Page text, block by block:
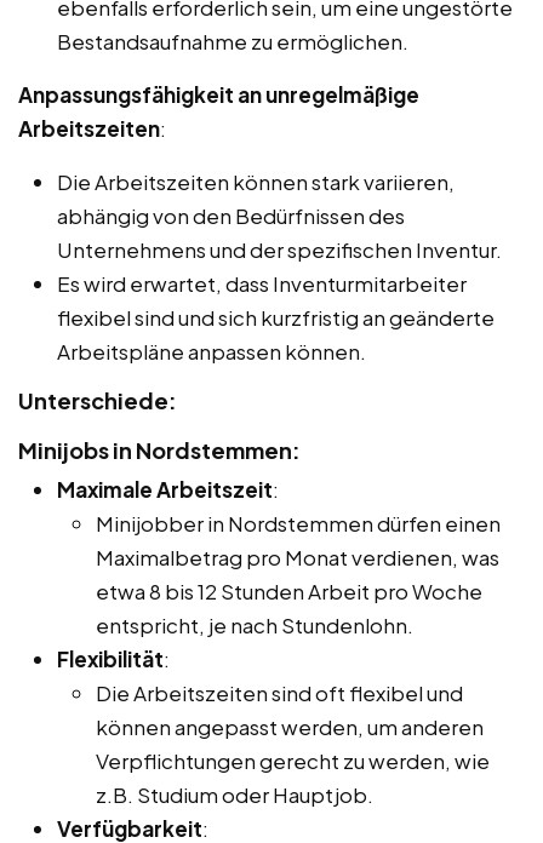
ebenfalls erforderlich sein, um eine ungestörte
Bestandsaufnahme zu ermöglichen.
Anpassungsfähigkeit an unregelmäßige
Arbeitszeiten:
Die Arbeitszeiten können stark variieren,
abhängig von den Bedürfnissen des
Unternehmens und der spezifischen Inventur.
Es wird erwartet, dass Inventurmitarbeiter
flexibel sind und sich kurzfristig an geänderte
Arbeitspläne anpassen können.
Unterschiede:
Minijobs in Nordstemmen:
Maximale Arbeitszeit:
Minijobber in Nordstemmen dürfen einen
Maximalbetrag pro Monat verdienen, was
etwa 8 bis 12 Stunden Arbeit pro Woche
entspricht, je nach Stundenlohn.
Flexibilität:
Die Arbeitszeiten sind oft flexibel und
können angepasst werden, um anderen
Verpflichtungen gerecht zu werden, wie
z.B. Studium oder Hauptjob.
Verfügbarkeit: